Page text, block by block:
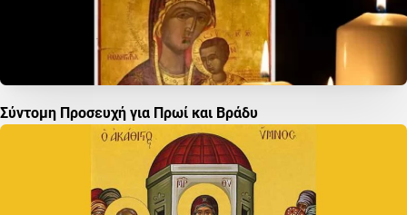
Σύντομη Προσευχή για Πρωί και Βράδυ